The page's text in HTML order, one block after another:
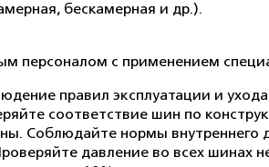
бескамерная и др.).
с применением
правил эксплуатации и
соответствие шин по
Соблюдайте нормы внутреннего
давление во всех шинах